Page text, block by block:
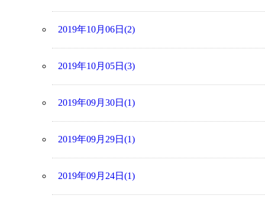
2019年10月06日(2)
2019年10月05日(3)
2019年09月30日(1)
2019年09月29日(1)
2019年09月24日(1)